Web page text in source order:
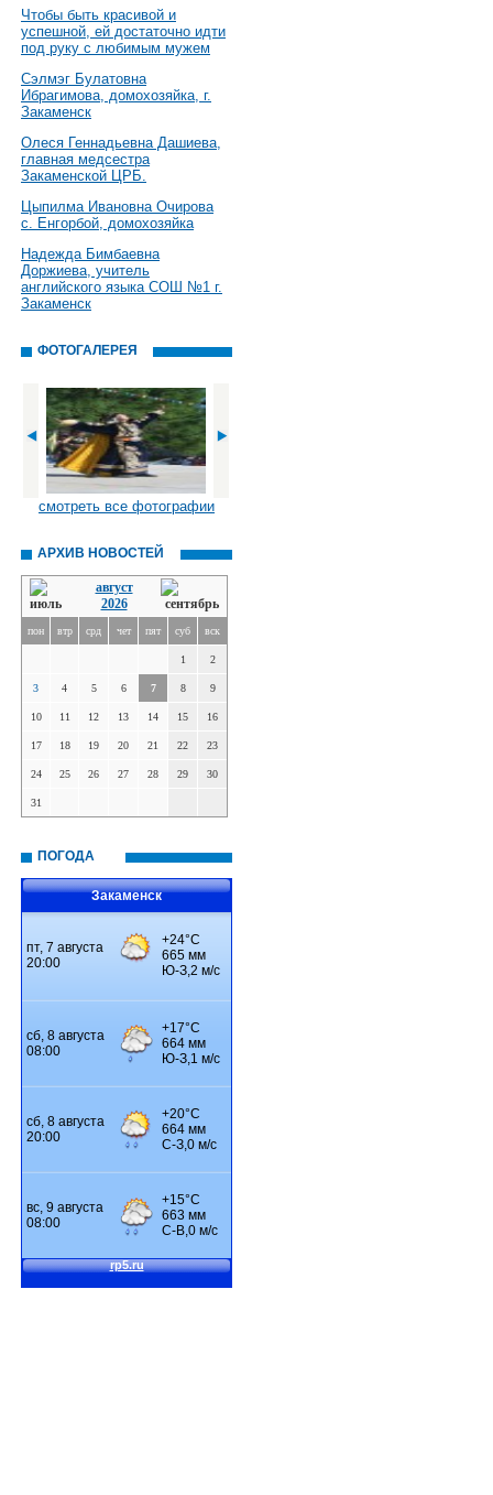
Чтобы быть красивой и
успешной, ей достаточно идти
под руку с любимым мужем
Сэлмэг Булатовна
Ибрагимова, домохозяйка, г.
Закаменск
Олеся Геннадьевна Дашиева,
главная медсестра
Закаменской ЦРБ.
Цыпилма Ивановна Очирова
с. Енгорбой, домохозяйка
Надежда Бимбаевна
Доржиева, учитель
английского языка СОШ №1 г.
Закаменск
ФОТОГАЛЕРЕЯ
смотреть все фотографии
АРХИВ НОВОСТЕЙ
август
2026
пон втр срд чет пят суб вск
1 2
3 4 5 6 7 8 9
10 11 12 13 14 15 16
17 18 19 20 21 22 23
24 25 26 27 28 29 30
31
ПОГОДА
Закаменск